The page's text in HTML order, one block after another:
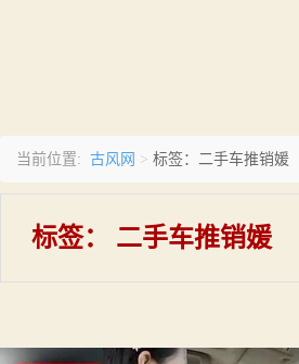
当前位置: 古风网 > 标签：二手车推销媛
标签： 二手车推销媛